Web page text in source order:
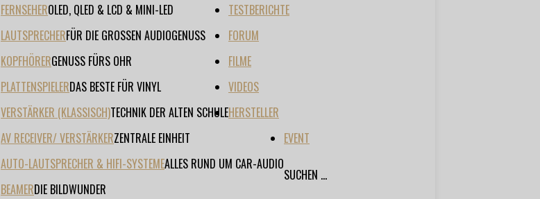
FERNSEHEROLED, QLED & LCD & MINI-LED
LAUTSPRECHERFÜR DIE GROSSEN AUDIOGENUSS
KOPFHÖRERGENUSS FÜRS OHR
PLATTENSPIELERDAS BESTE FÜR VINYL
VERSTÄRKER (KLASSISCH)TECHNIK DER ALTEN SCHULE
TESTBERICHTE
AV RECEIVER/ VERSTÄRKERZENTRALE EINHEIT
AUTO-LAUTSPRECHER & HIFI-SYSTEMEALLES RUND UM CAR-AUDIO
BEAMERDIE BILDWUNDER
FORUM
FILME
VIDEOS
HERSTELLER
EVENT
SUCHEN ...